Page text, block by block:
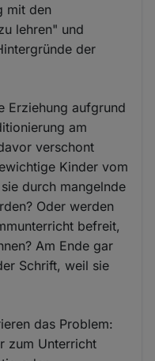
mit den
lehren" und
der
Erziehung aufgrund
am
verschont
Kinder vom
durch mangelnde
Oder werden
befreit,
Am Ende gar
Schrift, weil sie
das Problem:
zum Unterricht